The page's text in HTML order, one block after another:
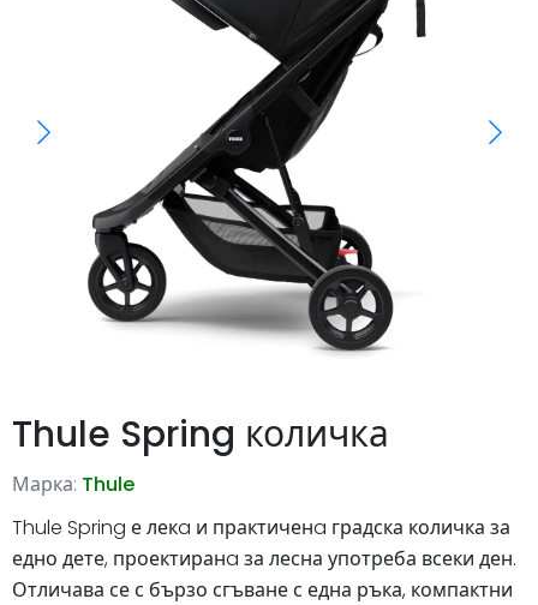
Thule Spring количка
Марка: Thule
Thule Spring е лекa и практиченa градска количка за
едно дете, проектиранa за лесна употреба всеки ден.
Отличава се с бързо сгъване с една ръка, компактни